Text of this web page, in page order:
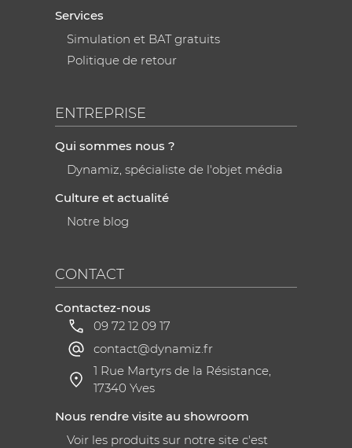
Services
Simulation et BAT gratuits
Politique de retour
ENTREPRISE
Qui sommes nous ?
Dynamiz, spécialiste de l'objet média
Culture et actualité
Notre blog
CONTACT
Contactez-nous
09 72 12 09 17
contact@dynamiz.fr
1 Rue Martyrs de la Résistance,
17340 Yves
Nous rendre visite au showroom
Voir les produits sur notre site c'est